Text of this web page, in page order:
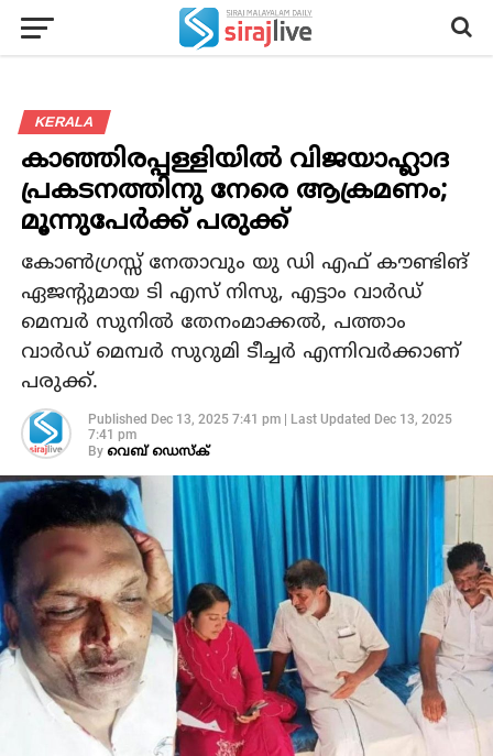
KERALA
കാഞ്ഞിരപ്പള്ളിയില്‍ വിജയാഹ്ലാദ
പ്രകടനത്തിനു നേരെ ആക്രമണം;
മൂന്നുപേര്‍ക്ക് പരുക്ക്
കോണ്‍ഗ്രസ്സ് നേതാവും യു ഡി എഫ് കൗണ്ടിങ്
ഏജന്റുമായ ടി എസ് നിസു, എട്ടാം വാര്‍ഡ്
മെമ്പര്‍ സുനില്‍ തേനംമാക്കല്‍, പത്താം
വാര്‍ഡ് മെമ്പര്‍ സുറുമി ടീച്ചര്‍ എന്നിവര്‍ക്കാണ്
പരുക്ക്.
Published Dec 13, 2025 7:41 pm| Last Updated Dec 13, 2025
7:41 pm
By വെബ് ഡെസ്‌ക്